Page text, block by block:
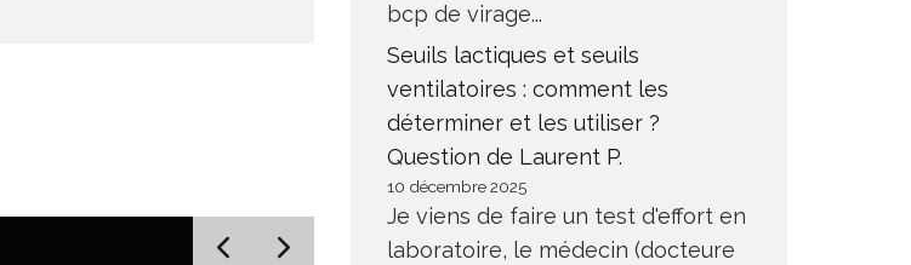
bcp de virage...
Seuils lactiques et seuils
ventilatoires : comment les
déterminer et les utiliser ?
Question de Laurent P.
10 décembre 2025
Je viens de faire un test d'effort en
laboratoire, le médecin (docteure